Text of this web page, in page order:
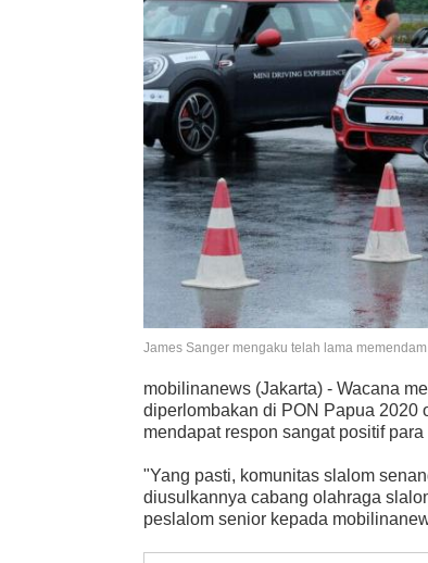
James Sanger mengaku telah lama
mobilinanews (Jakarta) - Wacana
diperlombakan di PON Papua 2020
mendapat respon sangat positif
"Yang pasti, komunitas slalom
diusulkannya cabang olahraga
peslalom senior kepada